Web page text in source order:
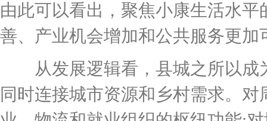
由此可以看出，聚焦小康生活水
善、产业机会增加和公共服务更加
从发展逻辑看，县城之所以成
同时连接城市资源和乡村需求。